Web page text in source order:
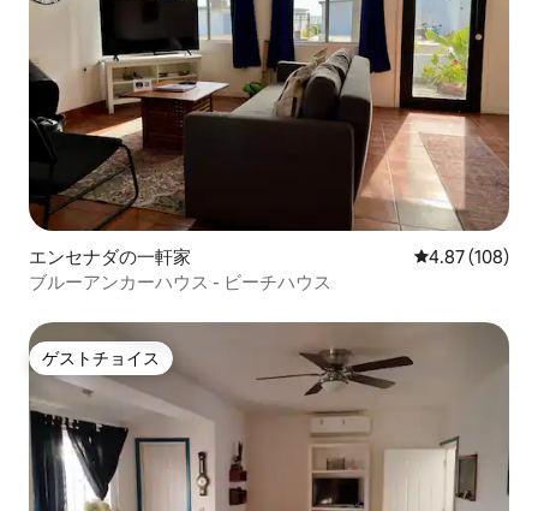
エンセナダの一軒家 レビュー108
4.87 (108)
ブルーアンカーハウス - ビーチハウス
ゲストチョイス
ゲストチョイス